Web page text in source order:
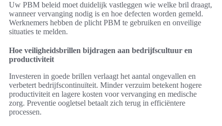
Uw PBM beleid moet duidelijk vastleggen wie welke bril draagt,
wanneer vervanging nodig is en hoe defecten worden gemeld.
Werknemers hebben de plicht PBM te gebruiken en onveilige
situaties te melden.
Hoe veiligheidsbrillen bijdragen aan bedrijfscultuur en
productiviteit
Investeren in goede brillen verlaagt het aantal ongevallen en
verbetert bedrijfscontinuïteit. Minder verzuim betekent hogere
productiviteit en lagere kosten voor vervanging en medische
zorg. Preventie oogletsel betaalt zich terug in efficiëntere
processen.